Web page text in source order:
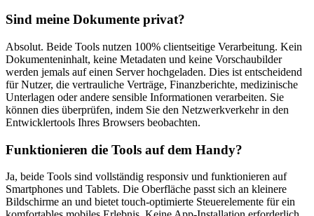
Sind meine Dokumente privat?
Absolut. Beide Tools nutzen 100% clientseitige Verarbeitung. Kein
Dokumenteninhalt, keine Metadaten und keine Vorschaubilder
werden jemals auf einen Server hochgeladen. Dies ist entscheidend
für Nutzer, die vertrauliche Verträge, Finanzberichte, medizinische
Unterlagen oder andere sensible Informationen verarbeiten. Sie
können dies überprüfen, indem Sie den Netzwerkverkehr in den
Entwicklertools Ihres Browsers beobachten.
Funktionieren die Tools auf dem Handy?
Ja, beide Tools sind vollständig responsiv und funktionieren auf
Smartphones und Tablets. Die Oberfläche passt sich an kleinere
Bildschirme an und bietet touch-optimierte Steuerelemente für ein